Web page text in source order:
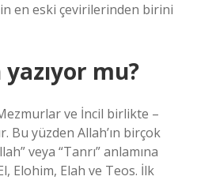
en eski çevirilerinden birini
yazıyor mu?
ve İncil birlikte –
Bu yüzden Allah’ın birçok
veya “Tanrı” anlamına
Elohim, Elah ve Teos. İlk